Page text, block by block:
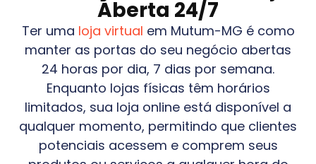
Aberta 24/7
Ter uma loja virtual em Mutum-MG é como
manter as portas do seu negócio abertas
24 horas por dia, 7 dias por semana.
Enquanto lojas físicas têm horários
limitados, sua loja online está disponível a
qualquer momento, permitindo que clientes
potenciais acessem e comprem seus